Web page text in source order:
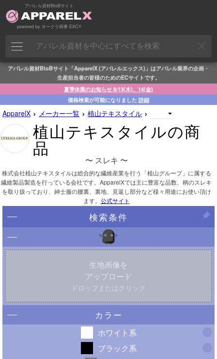
アパレル資材BtoBサイト
powered by オークラ商事 EXCY
アパレル資材BtoBサイト「ApparelX (アパレルエックス)」はアパレル業界の企画・
生産担当者の皆様のためのECサイトです。
夏季休業のお知らせ 8/13(木)、14(金)
価格検索が可能になりました 詳細
ApparelX › メーカー一覧 › 植山テキスタイル ›
植山テキスタイルの商
品
〜 スレキ 〜
株式会社植山テキスタイルは総合的な繊維産業を行う「植山グループ」に属する
繊維製品製造を行っている会社です。ApparelXでは主に豊富な品数、柄のスレキ
を取り扱っており、紳士服の腰裏、裏地、見返し部分など様々用途にお使い頂け
ます。 公式サイト
検索条件
生地画像を
アップロード
ドロップまたはクリック
カラー
ホワイト系
ブラック系